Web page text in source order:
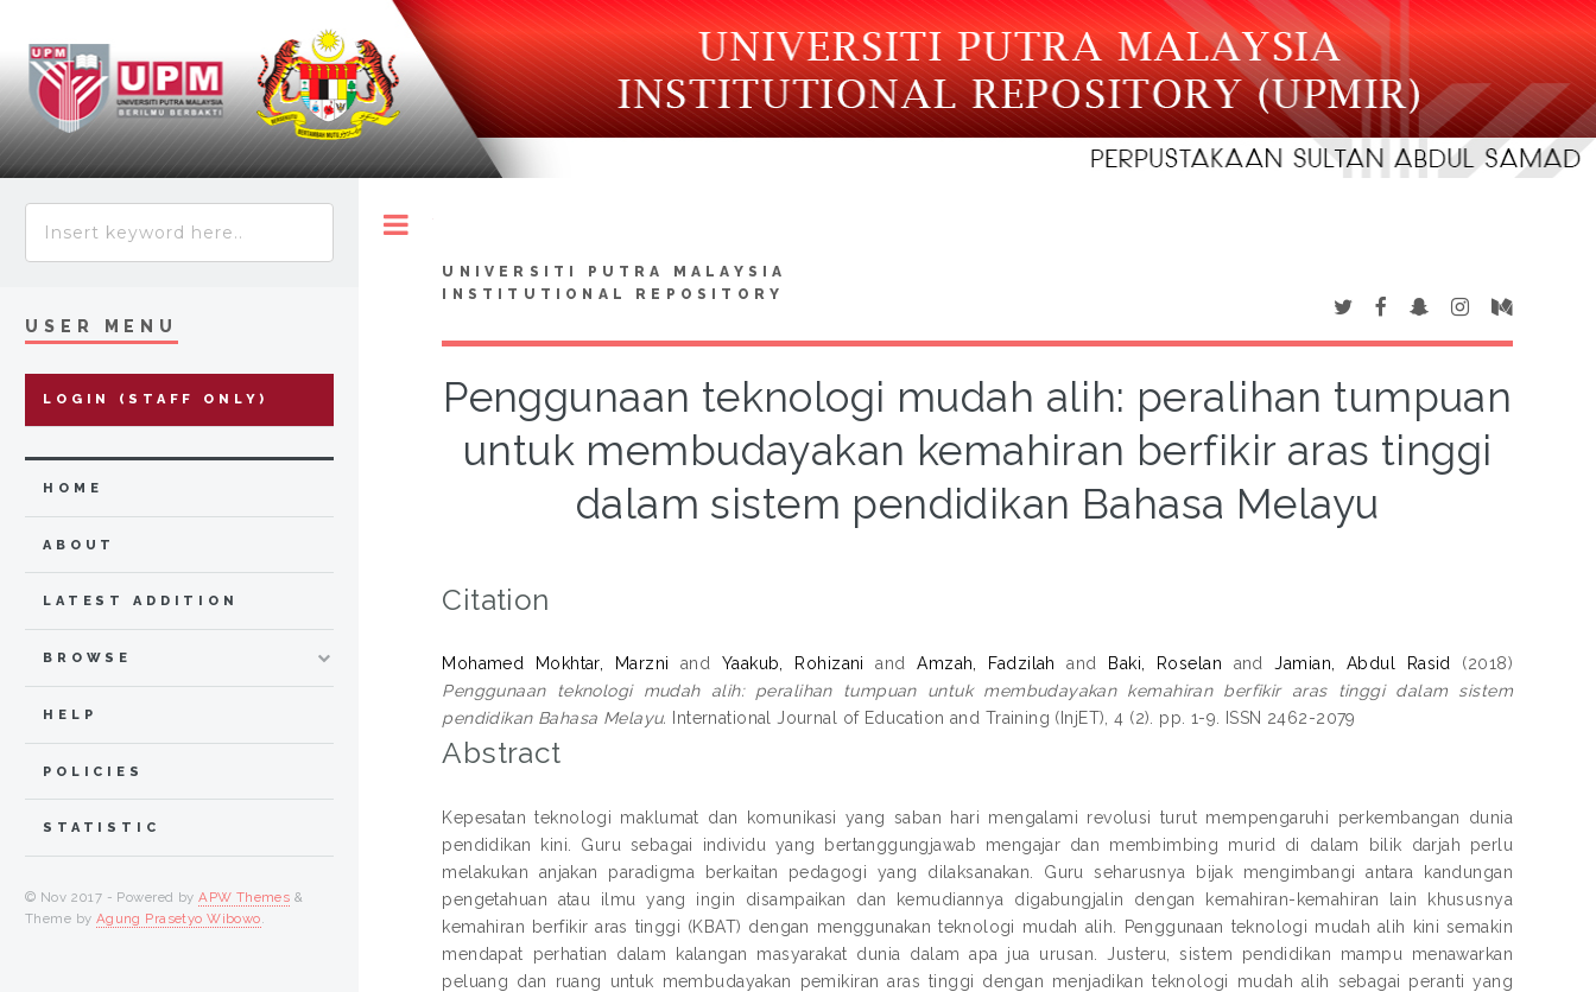
UNIVERSITI PUTRA MALAYSIA
INSTITUTIONAL REPOSITORY
Penggunaan teknologi mudah alih: peralihan tumpuan
untuk membudayakan kemahiran berfikir aras tinggi
dalam sistem pendidikan Bahasa Melayu
Citation
Mohamed Mokhtar, Marzni and Yaakub, Rohizani andAmzah, Fadzilah and Baki, Roselan andJamian, Abdul Rasid
(2018)
Penggunaan teknologi mudah alih: peralihan tumpuan untuk membudayakan kemahiran berfikir aras tinggi dalam sistem
pendidikan Bahasa Melayu.
International Journal of Education and Training (InjET), 4 (2). pp. 1-9. ISSN 2462-2079
Abstract
Kepesatan teknologi maklumat dan komunikasi yang saban hari mengalami revolusi turut mempengaruhi perkembangan dunia
pendidikan kini. Guru sebagai individu yang bertanggungjawab mengajar dan membimbing murid di dalam bilik darjah perlu
melakukan anjakan paradigma berkaitan pedagogi yang dilaksanakan. Guru seharusnya bijak mengimbangi antara kandungan
pengetahuan atau ilmu yang ingin disampaikan dan kemudiannya digabungjalin dengan kemahiran-kemahiran lain khususnya
kemahiran berfikir aras tinggi (KBAT) dengan menggunakan teknologi mudah alih. Penggunaan teknologi mudah alih kini semakin
mendapat perhatian dalam kalangan masyarakat dunia dalam apa jua urusan. Justeru, sistem pendidikan mampu menawarkan
peluang dan ruang untuk membudayakan pemikiran aras tinggi dengan menjadikan teknologi mudah alih sebagai peranti yang
USER MENU
LOGIN (STAFF ONLY)
HOME
ABOUT
LATEST ADDITION
BROWSE
HELP
POLICIES
STATISTIC
© Nov 2017 - Powered byAPW Themes &
Theme by Agung Prasetyo Wibowo.